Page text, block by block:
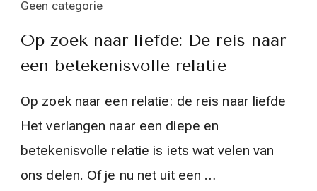
Geen categorie
Op zoek naar liefde: De reis naar
een betekenisvolle relatie
Op zoek naar een relatie: de reis naar liefde
Het verlangen naar een diepe en
betekenisvolle relatie is iets wat velen van
ons delen. Of je nu net uit een …